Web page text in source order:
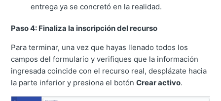
entrega ya se concretó en la realidad.
Paso 4: Finaliza la inscripción del recurso
Para terminar, una vez que hayas llenado todos los
campos del formulario y verifiques que la información
ingresada coincide con el recurso real, desplázate hacia
la parte inferior y presiona el botónCrear activo.